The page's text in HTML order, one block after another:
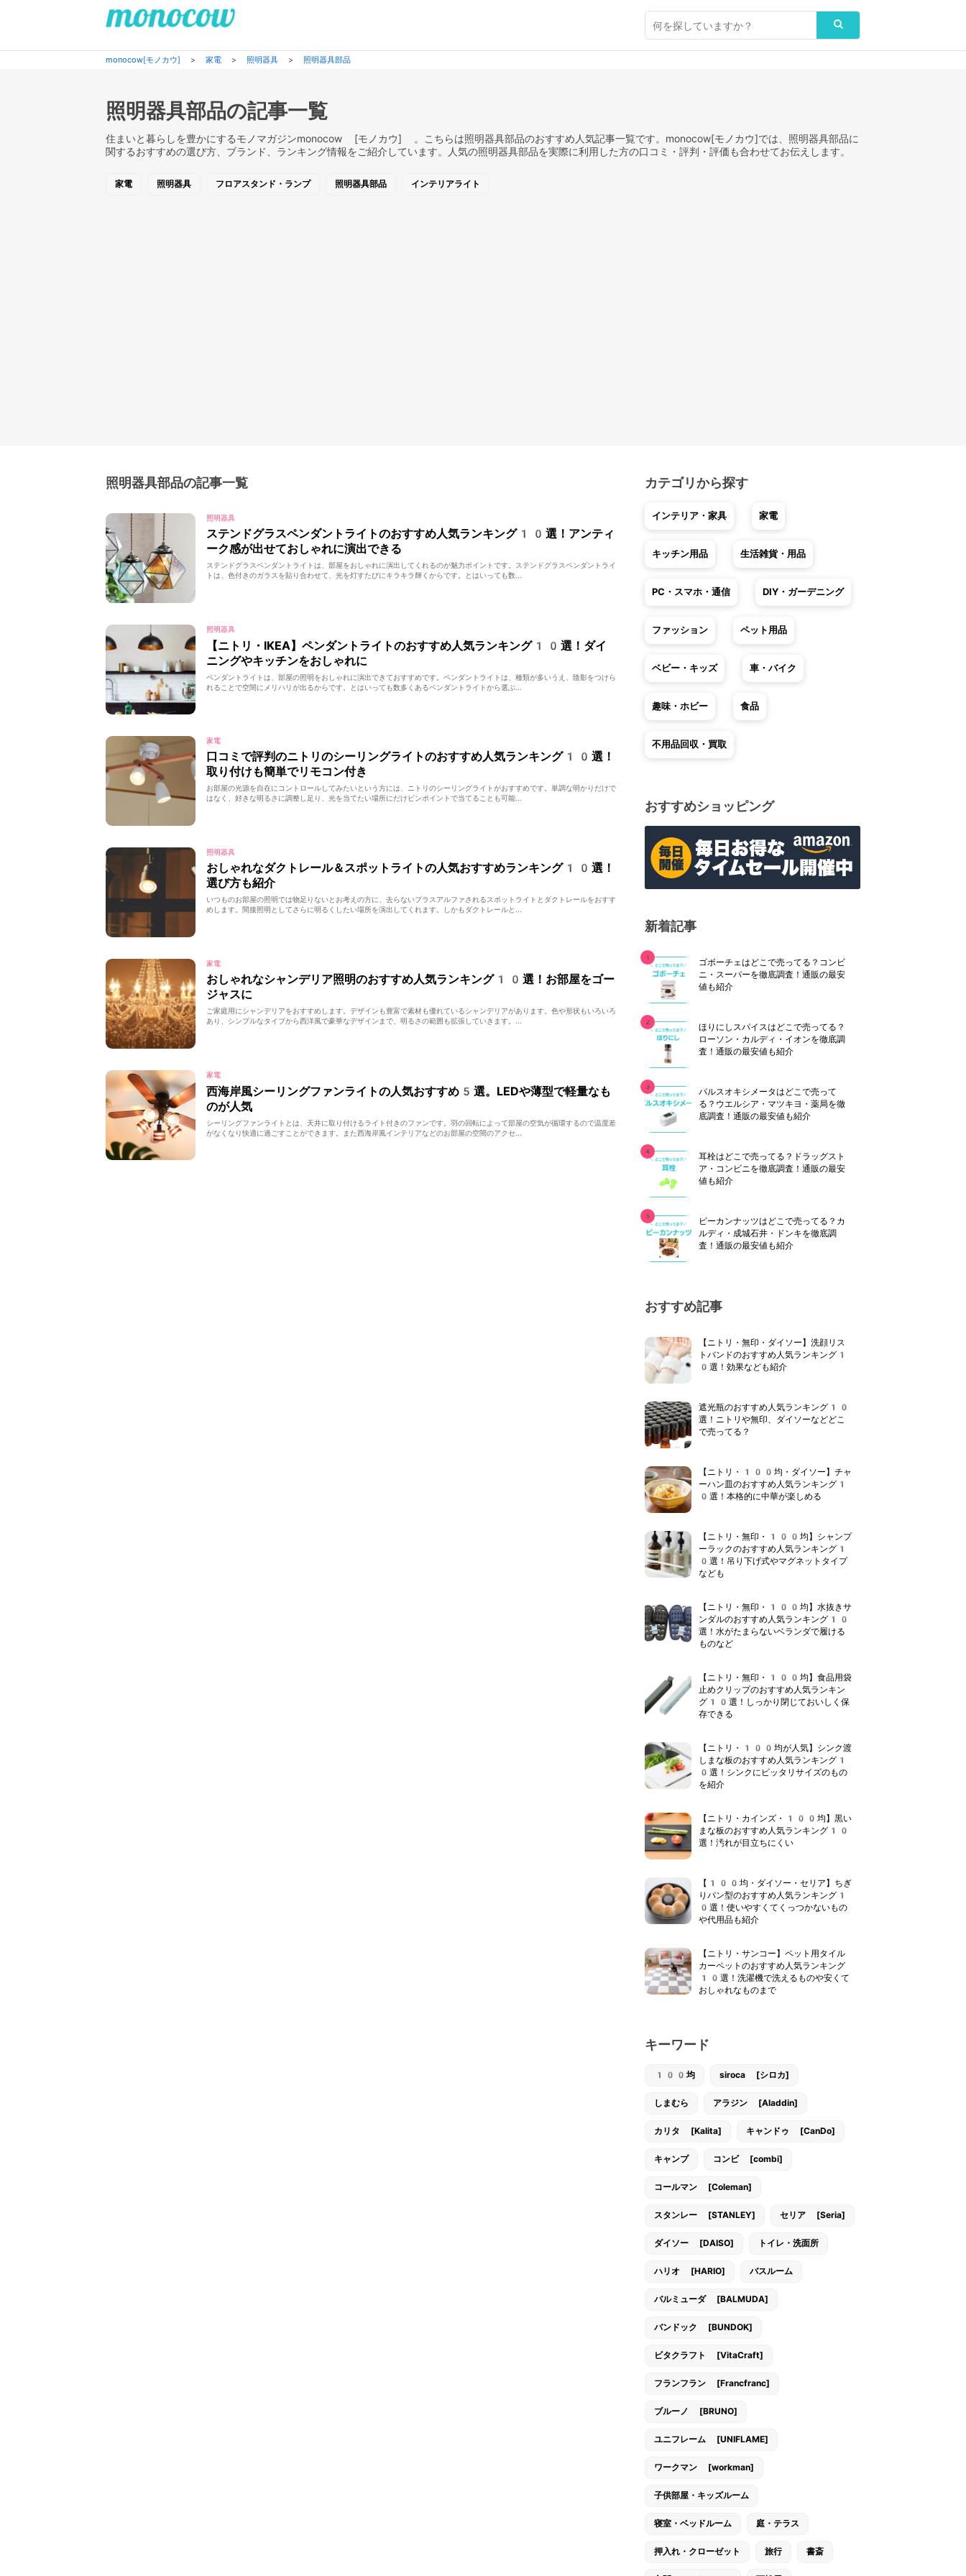
monocow[モノカウ] > 家電 > 照明器具 > 照明器具部品
照明器具部品の記事一覧
住まいと暮らしを豊かにするモノマガジンmonocow [モノカウ] 。こちらは照明器具部品のおすすめ人気記事一覧です。monocow[モノカウ]では、照明器具部品に
関するおすすめの選び方、ブランド、ランキング情報をご紹介しています。人気の照明器具部品を実際に利用した方の口コミ・評判・評価も合わせてお伝えします。
家電 照明器具 フロアスタンド・ランプ 照明器具部品 インテリアライト
照明器具部品の記事一覧
照明器具
ステンドグラスペンダントライトのおすすめ人気ランキング10選！アンティ
ーク感が出せておしゃれに演出できる
ステンドグラスペンダントライトは、部屋をおしゃれに演出してくれるのが魅力ポイントです。ステンドグラスペンダントライ
トは、色付きのガラスを貼り合わせて、光を灯すたびにキラキラ輝くからです。とはいっても数...
照明器具
【ニトリ・IKEA】ペンダントライトのおすすめ人気ランキング10選！ダイ
ニングやキッチンをおしゃれに
ペンダントライトは、部屋の照明をおしゃれに演出できておすすめです。ペンダントライトは、種類が多いうえ、陰影をつけら
れることで空間にメリハリが出るからです。とはいっても数多くあるペンダントライトから選ぶ...
家電
口コミで評判のニトリのシーリングライトのおすすめ人気ランキング10選！
取り付けも簡単でリモコン付き
お部屋の光源を自在にコントロールしてみたいという方には、ニトリのシーリングライトがおすすめです。単調な明かりだけで
はなく、好きな明るさに調整し足り、光を当てたい場所にだけピンポイントで当てることも可能...
照明器具
おしゃれなダクトレール＆スポットライトの人気おすすめランキング10選！
選び方も紹介
いつものお部屋の照明では物足りないとお考えの方に、去らないプラスアルファされるスポットライトとダクトレールをおすす
めします。間接照明としてさらに明るくしたい場所を演出してくれます。しかもダクトレールと...
家電
おしゃれなシャンデリア照明のおすすめ人気ランキング10選！お部屋をゴー
ジャスに
ご家庭用にシャンデリアをおすすめします。デザインも豊富で素材も優れているシャンデリアがあります。色や形状もいろいろ
あり、シンプルなタイプから西洋風で豪華なデザインまで、明るさの範囲も拡張していきます。...
家電
西海岸風シーリングファンライトの人気おすすめ5選。LEDや薄型で軽量なも
のが人気
シーリングファンライトとは、天井に取り付けるライト付きのファンです。羽の回転によって部屋の空気が循環するので温度差
がなくなり快適に過ごすことができます。また西海岸風インテリアなどのお部屋の空間のアクセ...
カテゴリから探す
インテリア・家具 家電
キッチン用品 生活雑貨・用品
PC・スマホ・通信 DIY・ガーデニング
ファッション ペット用品
ベビー・キッズ 車・バイク
趣味・ホビー 食品
不用品回収・買取
おすすめショッピング
新着記事
ゴボーチェはどこで売ってる？コンビ
ニ・スーパーを徹底調査！通販の最安
値も紹介
ほりにしスパイスはどこで売ってる？
ローソン・カルディ・イオンを徹底調
査！通販の最安値も紹介
パルスオキシメータはどこで売って
る？ウエルシア・マツキヨ・薬局を徹
底調査！通販の最安値も紹介
耳栓はどこで売ってる？ドラッグスト
ア・コンビニを徹底調査！通販の最安
値も紹介
ピーカンナッツはどこで売ってる？カ
ルディ・成城石井・ドンキを徹底調
査！通販の最安値も紹介
おすすめ記事
【ニトリ・無印・ダイソー】洗顔リス
トバンドのおすすめ人気ランキング1
0選！効果なども紹介
遮光瓶のおすすめ人気ランキング10
選！ニトリや無印、ダイソーなどどこ
で売ってる？
【ニトリ・100均・ダイソー】チャ
ーハン皿のおすすめ人気ランキング1
0選！本格的に中華が楽しめる
【ニトリ・無印・100均】シャンプ
ーラックのおすすめ人気ランキング1
0選！吊り下げ式やマグネットタイプ
なども
【ニトリ・無印・100均】水抜きサ
ンダルのおすすめ人気ランキング10
選！水がたまらないベランダで履ける
ものなど
【ニトリ・無印・100均】食品用袋
止めクリップのおすすめ人気ランキン
グ10選！しっかり閉じておいしく保
存できる
【ニトリ・100均が人気】シンク渡
しまな板のおすすめ人気ランキング1
0選！シンクにピッタリサイズのもの
を紹介
【ニトリ・カインズ・100均】黒い
まな板のおすすめ人気ランキング10
選！汚れが目立ちにくい
【100均・ダイソー・セリア】ちぎ
りパン型のおすすめ人気ランキング1
0選！使いやすくてくっつかないもの
や代用品も紹介
【ニトリ・サンコー】ペット用タイル
カーペットのおすすめ人気ランキング
10選！洗濯機で洗えるものや安くて
おしゃれなものまで
キーワード
100均 siroca [シロカ]
しまむら アラジン [Aladdin]
カリタ [Kalita] キャンドゥ [CanDo]
キャンプ コンビ [combi]
コールマン [Coleman]
スタンレー [STANLEY] セリア [Seria]
ダイソー [DAISO] トイレ・洗面所
ハリオ [HARIO] バスルーム
バルミューダ [BALMUDA]
バンドック [BUNDOK]
ビタクラフト [VitaCraft]
フランフラン [Francfranc]
ブルーノ [BRUNO]
ユニフレーム [UNIFLAME]
ワークマン [workman]
子供部屋・キッズルーム
寝室・ベッドルーム 庭・テラス
押入れ・クローゼット 旅行 書斎